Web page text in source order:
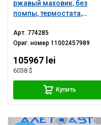
ржавый маховик, без
помпы, термостата,
фильтра, с ТНВД
Арт. 774285
Ориг. номер11002457989
105967 lei
6038 $
Купить